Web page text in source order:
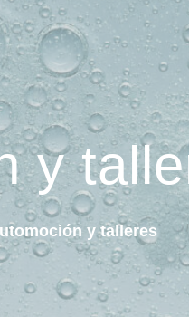
y
y talleres